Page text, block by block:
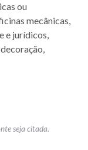
ou
mecânicas,
e jurídicos,